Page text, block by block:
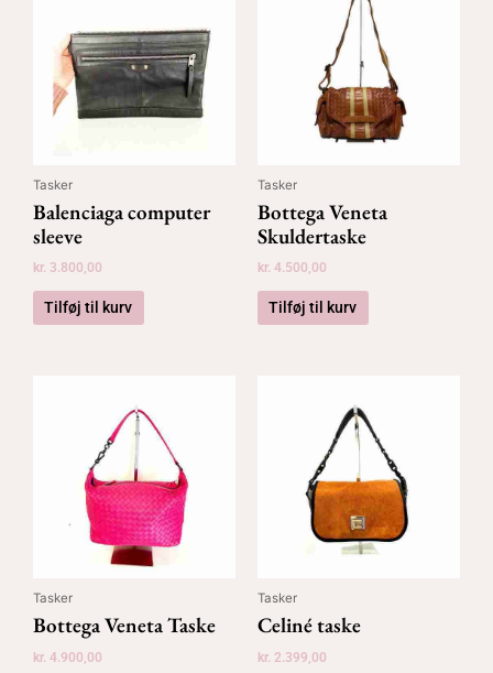
Tasker
Balenciaga computer
sleeve
kr. 3.800,00
Tilføj til kurv
Tasker
Bottega Veneta
Skuldertaske
kr. 4.500,00
Tilføj til kurv
Tasker
Bottega Veneta Taske
kr. 4.900,00
Tasker
Celiné taske
kr. 2.399,00